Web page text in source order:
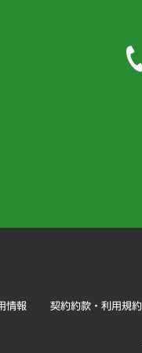
情報 契約約款・利用規約